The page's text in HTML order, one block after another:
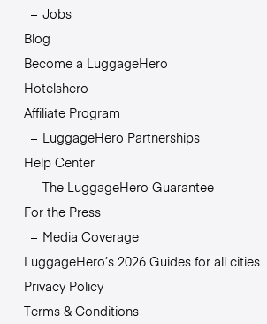
Jobs
Blog
Become a LuggageHero
Hotelshero
Affiliate Program
LuggageHero Partnerships
Help Center
The LuggageHero Guarantee
For the Press
Media Coverage
LuggageHero’s 2026 Guides for all cities
Privacy Policy
Terms & Conditions